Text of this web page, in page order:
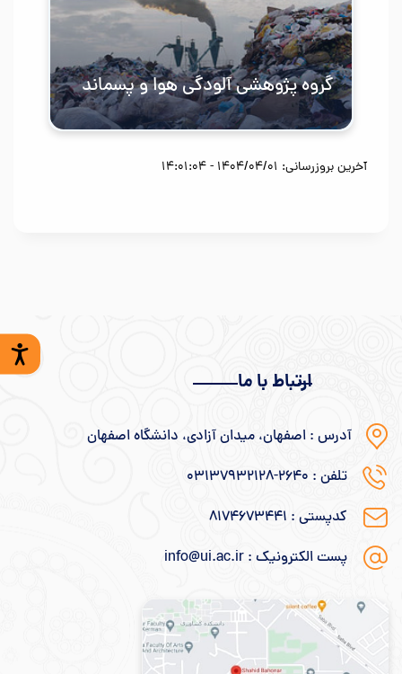
گروه پژوهشی آلودگی هوا و پسماند
آخرین بروزرسانی: 1404/04/01 - 14:01:04
ارتباط با ما
آدرس : اصفهان، میدان آزادی، دانشگاه اصفهان
تلفن : ۲۶۴۰-۰۳۱۳۷۹۳۲۱۲۸
کدپستی : ۸۱۷۴۶۷۳۴۴۱
پست الکترونیک : info@ui.ac.ir